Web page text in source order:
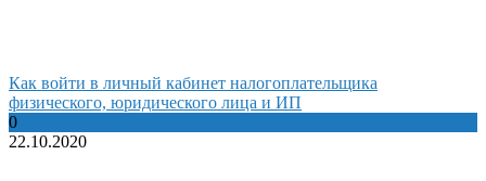
Как войти в личный кабинет налогоплательщика
физического, юридического лица и ИП
0
22.10.2020